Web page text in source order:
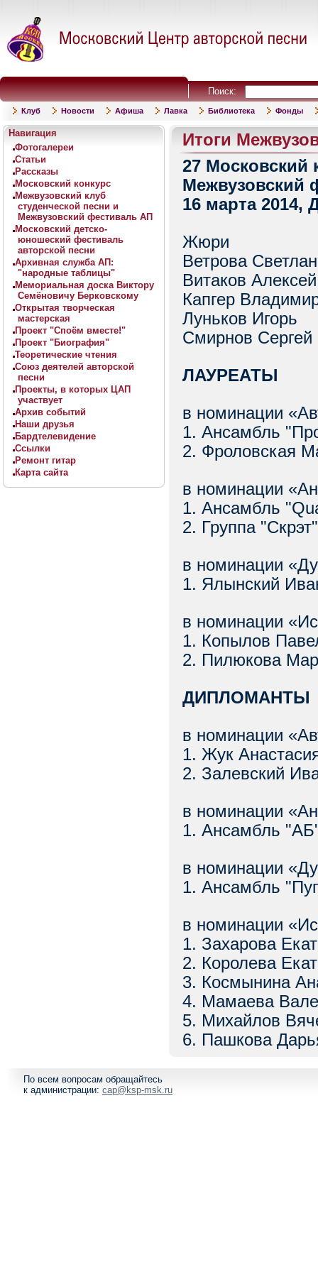
Поиск:
Клуб Новости Афиша Лавка Библиотека Фонды
Навигация
Фотогалереи
Статьи
Рассказы
Московский конкурс
Межвузовский клуб
студенческой песни и
Межвузовский фестиваль АП
Московский детско-
юношеский фестиваль
авторской песни
Архивная служба АП:
"народные таблицы"
Мемориальная доска Виктору
Семёновичу Берковскому
Открытая творческая
мастерская
Проект "Споём вместе!"
Проект "Биография"
Теоретические чтения
Союз деятелей авторской
песни
Проекты, в которых ЦАП
участвует
Архив событий
Наши друзья
Бардтелевидение
Ссылки
Ремонт гитар
Карта сайта
Итоги
27 Московский
Межвузовский
16 марта 2014,
Жюри
Ветрова
Витаков Алексей
Капгер
Луньков Игорь
Смирнов Сергей
ЛАУРЕАТЫ
в номинации
1. Ансамбль
2. Фроловская
в номинации
1. Ансамбль
2. Группа
в номинации
1. Ялынский
в номинации
1. Копылов
2. Пилюкова
ДИПЛОМАНТЫ
в номинации
1. Жук
2. Залевский
в номинации
1. Ансамбль
в номинации
1. Ансамбль
в номинации
1. Захарова
2. Королева
3. Космынина
4. Мамаева
5. Михайлов
6. Пашкова
По всем вопросам обращайтесь
к администрации: cap@ksp-msk.ru